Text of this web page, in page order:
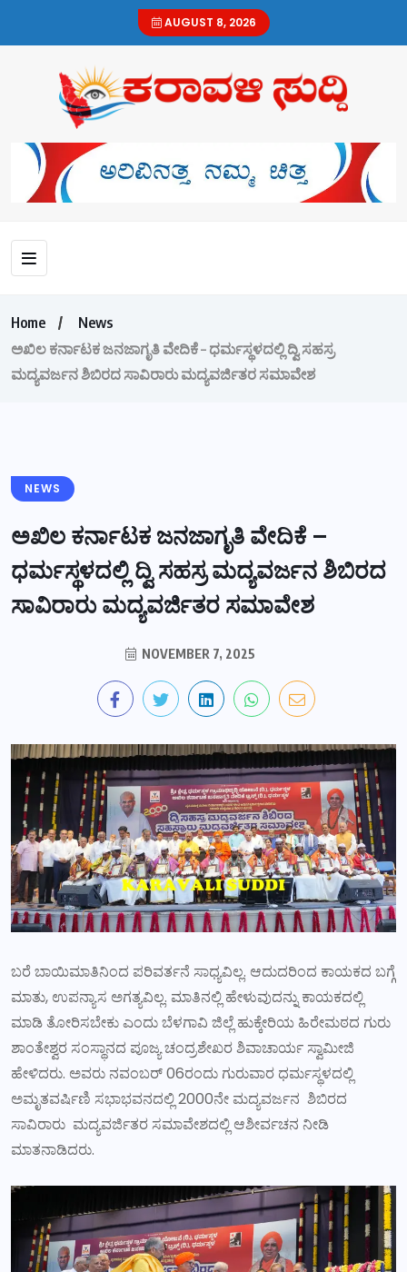
AUGUST 8, 2026
Home
News
ಅಖಿಲ ಕರ್ನಾಟಕ ಜನಜಾಗೃತಿ ವೇದಿಕೆ – ಧರ್ಮಸ್ಥಳದಲ್ಲಿ ದ್ವಿ ಸಹಸ್ರ
ಮದ್ಯವರ್ಜನ ಶಿಬಿರದ ಸಾವಿರಾರು ಮದ್ಯವರ್ಜಿತರ ಸಮಾವೇಶ
NEWS
ಅಖಿಲ ಕರ್ನಾಟಕ ಜನಜಾಗೃತಿ ವೇದಿಕೆ –
ಧರ್ಮಸ್ಥಳದಲ್ಲಿ ದ್ವಿ ಸಹಸ್ರ ಮದ್ಯವರ್ಜನ ಶಿಬಿರದ
ಸಾವಿರಾರು ಮದ್ಯವರ್ಜಿತರ ಸಮಾವೇಶ
NOVEMBER 7, 2025
ಬರೆ ಬಾಯಿಮಾತಿನಿಂದ ಪರಿವರ್ತನೆ ಸಾಧ್ಯವಿಲ್ಲ. ಆದುದರಿಂದ ಕಾಯಕದ ಬಗ್ಗೆ
ಮಾತು, ಉಪನ್ಯಾಸ ಅಗತ್ಯವಿಲ್ಲ. ಮಾತಿನಲ್ಲಿ ಹೇಳುವುದನ್ನು ಕಾಯಕದಲ್ಲಿ
ಮಾಡಿ ತೋರಿಸಬೇಕು ಎಂದು ಬೆಳಗಾವಿ ಜಿಲ್ಲೆ ಹುಕ್ಕೇರಿಯ ಹಿರೇಮಠದ ಗುರು
ಶಾಂತೇಶ್ವರ ಸಂಸ್ಥಾನದ ಪೂಜ್ಯ ಚಂದ್ರಶೇಖರ ಶಿವಾಚಾರ್ಯ ಸ್ವಾಮೀಜಿ
ಹೇಳಿದರು. ಅವರು ನವಂಬರ್ 06ರಂದು ಗುರುವಾರ ಧರ್ಮಸ್ಥಳದಲ್ಲಿ
ಅಮೃತವರ್ಷಿಣಿ ಸಭಾಭವನದಲ್ಲಿ 2000ನೇ ಮದ್ಯವರ್ಜನ ಶಿಬಿರದ
ಸಾವಿರಾರು ಮದ್ಯವರ್ಜಿತರ ಸಮಾವೇಶದಲ್ಲಿ ಆಶೀರ್ವಚನ ನೀಡಿ
ಮಾತನಾಡಿದರು.